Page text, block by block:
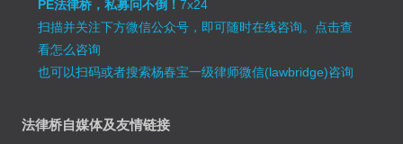
PE法律桥，私募问不倒！7x24
扫描并关注下方微信公众号，即可随时在线咨询。 点击查
看怎么咨询
也可以扫码或者搜索杨春宝一级律师微信(lawbridge)咨询
法律桥自媒体及友情链接